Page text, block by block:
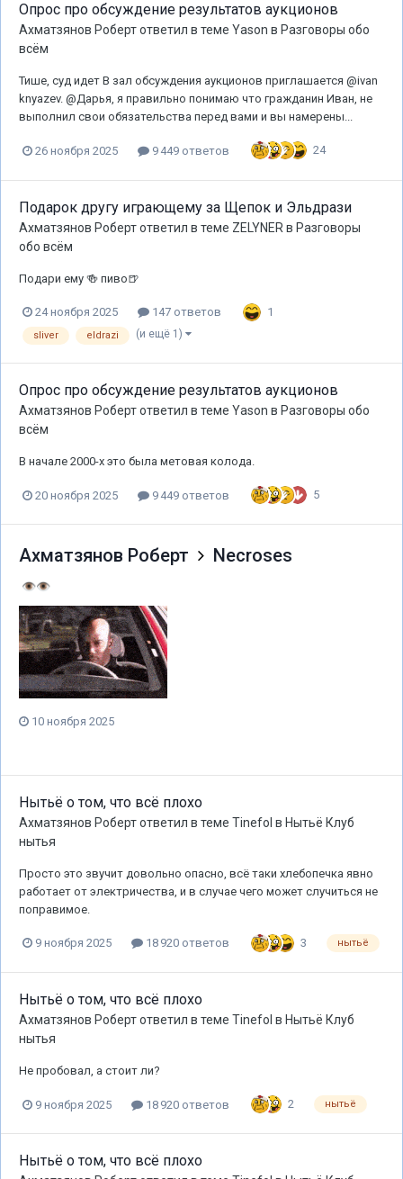
Опрос про обсуждение результатов аукционов
Ахматзянов Робертответил в теме Yason в Разговоры обо
всём
Тише, суд идет В зал обсуждения аукционов приглашается @ivan
knyazev. @Дарья, я правильно понимаю что гражданин Иван, не
выполнил свои обязательства перед вами и вы намерены...
26 ноября 2025 9 449 ответов 24
Подарок другу играющему за Щепок и Эльдрази
Ахматзянов Робертответил в теме ZELYNER в Разговоры
обо всём
Подари ему 🍻 пиво🍺
24 ноября 2025 147 ответов 1
sliver eldrazi (и ещё 1)
Опрос про обсуждение результатов аукционов
Ахматзянов Робертответил в теме Yason в Разговоры обо
всём
В начале 2000-х это была метовая колода.
20 ноября 2025 9 449 ответов 5
Ахматзянов Роберт Necroses
👁️👁️
10 ноября 2025
Нытьё о том, что всё плохо
Ахматзянов Робертответил в теме Tinefol в Нытьё Клуб
нытья
Просто это звучит довольно опасно, всё таки хлебопечка явно
работает от электричества, и в случае чего может случиться не
поправимое.
9 ноября 2025 18 920 ответов 3 нытьё
Нытьё о том, что всё плохо
Ахматзянов Робертответил в теме Tinefol в Нытьё Клуб
нытья
Не пробовал, а стоит ли?
9 ноября 2025 18 920 ответов 2 нытьё
Нытьё о том, что всё плохо